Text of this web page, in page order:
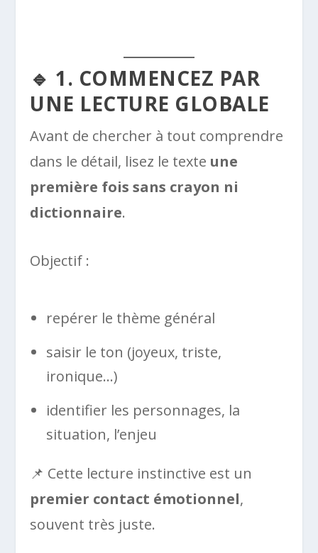
🔹 1. COMMENCEZ PAR
UNE LECTURE GLOBALE
Avant de chercher à tout comprendre
dans le détail, lisez le texte une
première fois sans crayon ni
dictionnaire.
Objectif :
repérer le thème général
saisir le ton (joyeux, triste,
ironique…)
identifier les personnages, la
situation, l’enjeu
📌 Cette lecture instinctive est un
premier contact émotionnel,
souvent très juste.